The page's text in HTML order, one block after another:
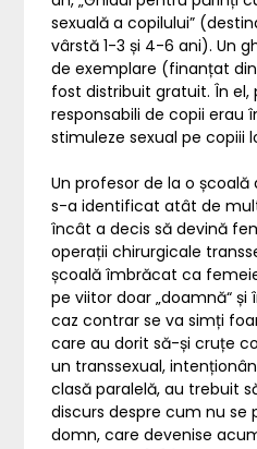
sexuală a copilului”
vârstă 1-3 și 4-6 ani). Un
de exemplare (finanțat
fost distribuit gratuit. În el,
responsabili de copii erau
stimuleze sexual pe copiii
Un profesor de la o școală
s-a identificat atât de
încât a decis să devină
operații chirurgicale
școală îmbrăcat ca
pe viitor doar „doamnă“ și
caz contrar se va simți
care au dorit să-și cruțe
un transsexual,
clasă paralelă, au trebuit
discurs despre cum nu
domn, care devenise